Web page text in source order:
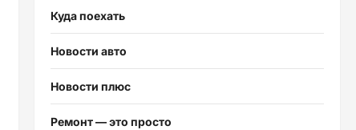
Куда поехать
Новости авто
Новости плюс
Ремонт — это просто